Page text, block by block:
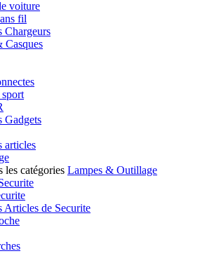
voiture
fil
Chargeurs
Casques
sport
Gadgets
articles
les catégories Lampes & Outillage
Articles de Securite